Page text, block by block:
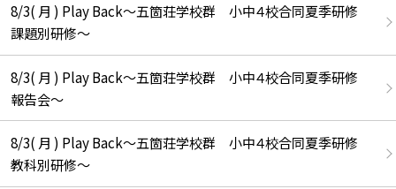
8/3( 月 ) Play Back～五箇荘学校群 小中４校合同夏季研修
課題別研修～
8/3( 月 ) Play Back～五箇荘学校群 小中４校合同夏季研修
報告会～
8/3( 月 ) Play Back～五箇荘学校群 小中４校合同夏季研修
教科別研修～